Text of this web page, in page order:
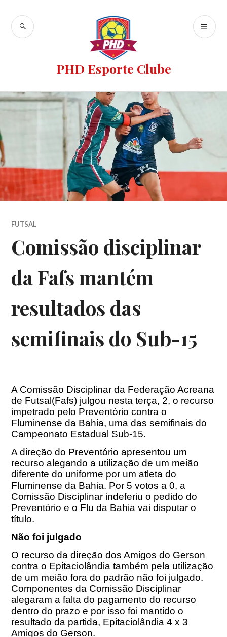
PHD Esporte Clube
FUTSAL
Comissão disciplinar
da Fafs mantém
resultados das
semifinais do Sub-15
A Comissão Disciplinar da Federação Acreana
de Futsal(Fafs) julgou nesta terça, 2, o recurso
impetrado pelo Preventório contra o
Fluminense da Bahia, uma das semifinais do
Campeonato Estadual Sub-15.
A direção do Preventório apresentou um
recurso alegando a utilização de um meião
diferente do uniforme por um atleta do
Fluminense da Bahia. Por 5 votos a 0, a
Comissão Disciplinar indeferiu o pedido do
Preventório e o Flu da Bahia vai disputar o
título.
Não foi julgado
O recurso da direção dos Amigos do Gerson
contra o Epitaciolândia também pela utilização
de um meião fora do padrão não foi julgado.
Componentes da Comissão Disciplinar
alegaram a falta do pagamento do recurso
dentro do prazo e por isso foi mantido o
resultado da partida, Epitaciolândia 4 x 3
Amigos do Gerson.